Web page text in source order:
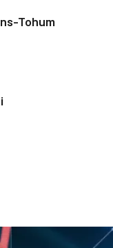
Kaçırmayın
Tohum